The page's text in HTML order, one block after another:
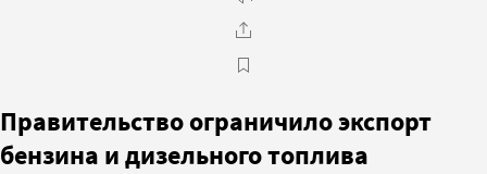
Правительство ограничило экспорт
бензина и дизельного топлива